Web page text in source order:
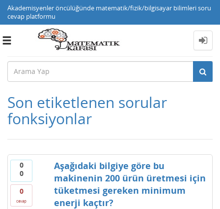
Akademisyenler öncülüğünde matematik/fizik/bilgisayar bilimleri soru
cevap platformu
Toggle
Son etiketlenen sorular
fonksiyonlar
0
0
0
cevap
Aşağıdaki bilgiye göre bu
makinenin 200 ürün üretmesi için
tüketmesi gereken minimum
enerji kaçtır?